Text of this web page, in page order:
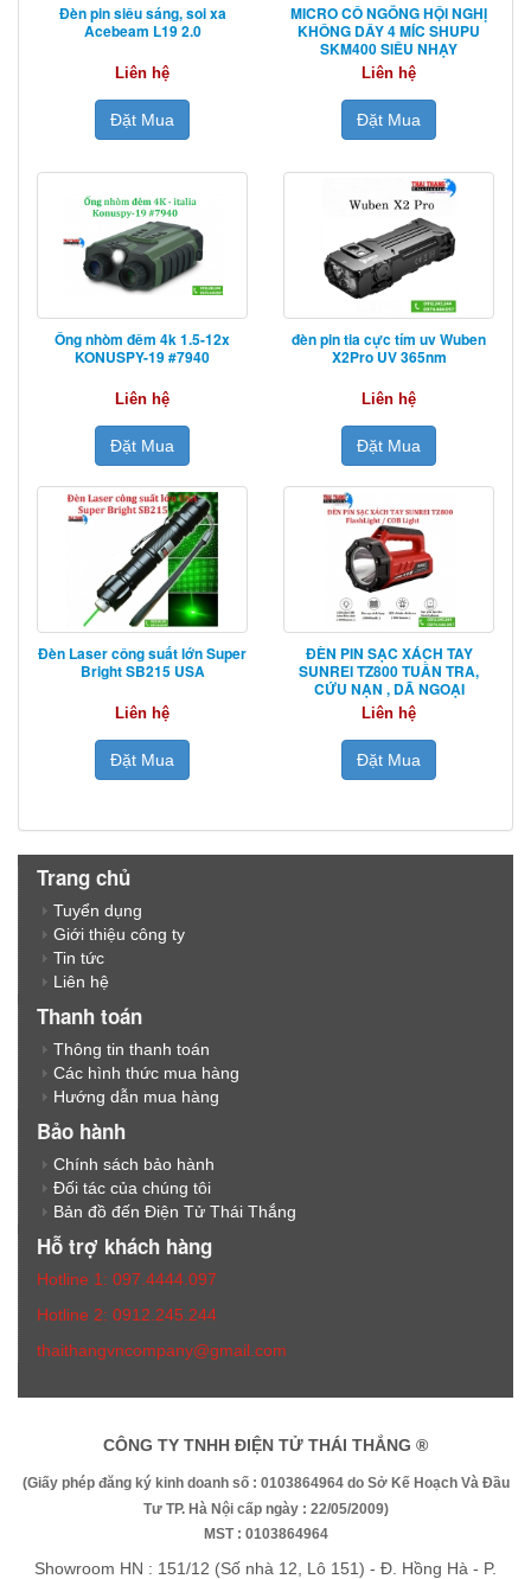
Đèn pin siêu sáng, soi xa
Acebeam L19 2.0
Liên hệ
Đặt Mua
MICRO CỔ NGỖNG HỘI NGHỊ
KHÔNG DÂY 4 MÍC SHUPU
SKM400 SIÊU NHẠY
Liên hệ
Đặt Mua
Ống nhòm đêm 4k 1.5-12x
KONUSPY-19 #7940
Liên hệ
Đặt Mua
đèn pin tia cực tím uv Wuben
X2Pro UV 365nm
Liên hệ
Đặt Mua
Đèn Laser công suất lớn Super
Bright SB215 USA
Liên hệ
Đặt Mua
ĐÈN PIN SẠC XÁCH TAY
SUNREI TZ800 TUẦN TRA,
CỨU NẠN , DÃ NGOẠI
Liên hệ
Đặt Mua
Trang chủ
Tuyển dụng
Giới thiệu công ty
Tin tức
Liên hệ
Thanh toán
Thông tin thanh toán
Các hình thức mua hàng
Hướng dẫn mua hàng
Bảo hành
Chính sách bảo hành
Đối tác của chúng tôi
Bản đồ đến Điện Tử Thái Thắng
Hỗ trợ khách hàng
Hotline 1: 097.4444.097
Hotline 2: 0912.245.244
thaithangvncompany@gmail.com
CÔNG TY TNHH ĐIỆN TỬ THÁI THẮNG ®
(Giấy phép đăng ký kinh doanh số : 0103864964 do Sở Kế Hoạch Và Đầu
Tư TP. Hà Nội cấp ngày : 22/05/2009)
MST : 0103864964
Showroom HN : 151/12 (Số nhà 12, Lô 151) - Đ. Hồng Hà - P.